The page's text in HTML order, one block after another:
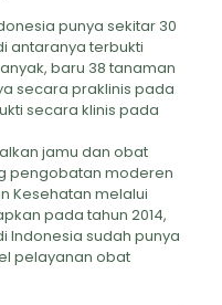
punya sekitar 30
antaranya terbukti
baru 38 tanaman
secara praklinis pada
secara klinis pada
jamu dan obat
pengobatan moderen
Kesehatan melalui
pada tahun 2014,
Indonesia sudah punya
pelayanan obat